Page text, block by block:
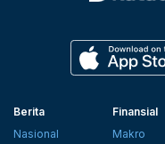
Berita
Nasional
Finansial
Makro